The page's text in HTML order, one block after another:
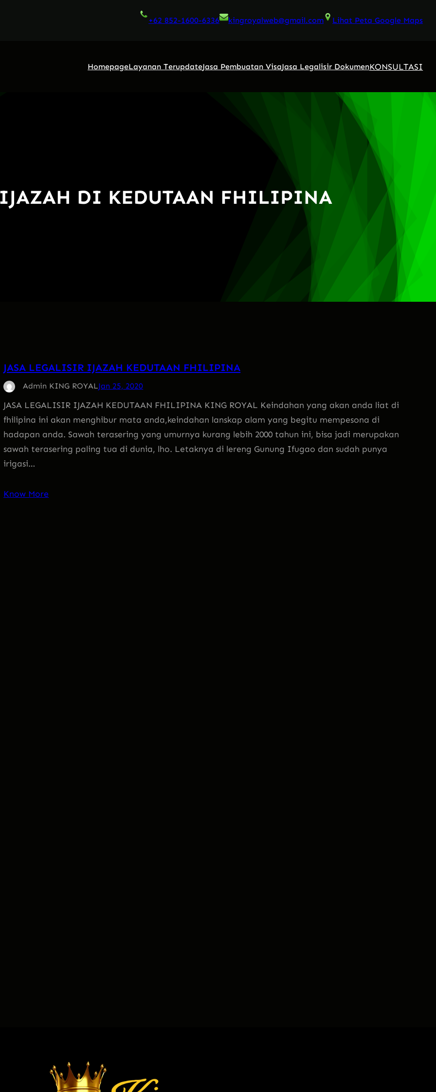
+62 852-1600-6336 kingroyalweb@gmail.com Lihat Peta Google Maps
HomepageLayanan TerupdateJasa Pembuatan VisaJasa Legalisir DokumenKONSULTASI
DI KEDUTAAN FHILIPINA
JASA LEGALISIR IJAZAH KEDUTAAN FHILIPINA
Admin KING ROYALJan 25, 2020
JASA LEGALISIR IJAZAH KEDUTAAN FHILIPINA KING ROYAL Keindahan yang akan anda liat di
fhilipina ini akan menghibur mata anda,keindahan lanskap alam yang begitu mempesona di
hadapan anda. Sawah terasering yang umurnya kurang lebih 2000 tahun ini, bisa jadi merupakan
sawah terasering paling tua di dunia, lho. Letaknya di lereng Gunung Ifugao dan sudah punya
irigasi…
Know More